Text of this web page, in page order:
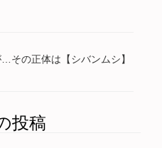
その正体は【シバンムシ】
投稿